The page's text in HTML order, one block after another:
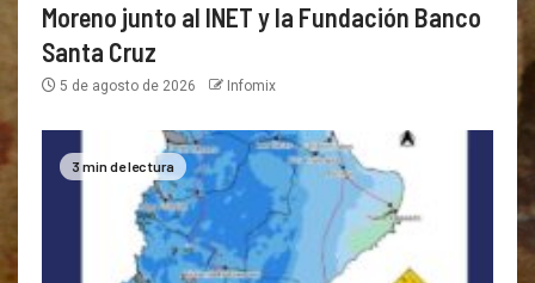
Moreno junto al INET y la Fundación Banco
Santa Cruz
5 de agosto de 2026 Infomix
3 min de lectura